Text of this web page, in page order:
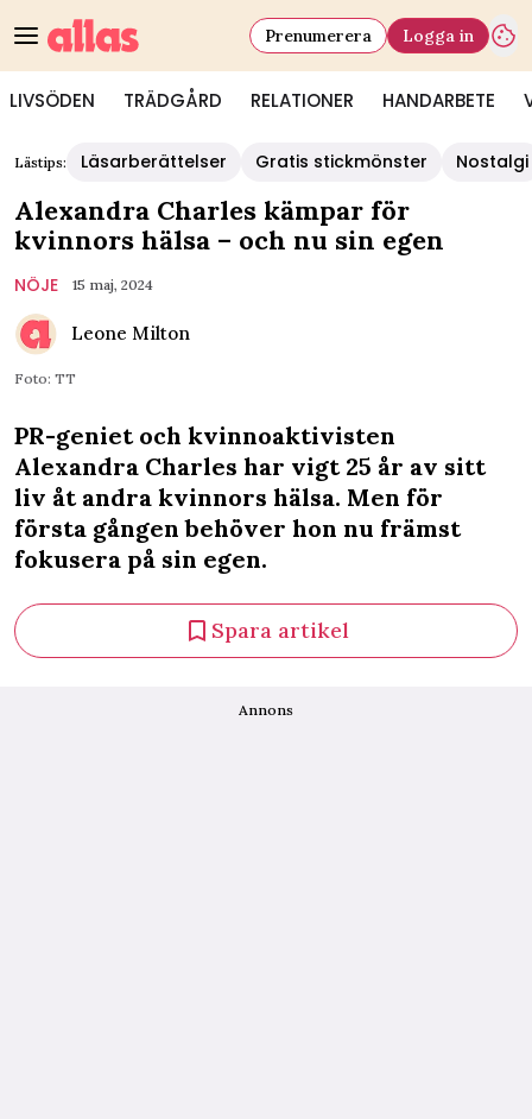
LIVSÖDEN TRÄDGÅRD RELATIONER HANDARBETE
Prenumerera Logga in
Lästips: Läsarberättelser Gratis stickmönster Nostalgi
Alexandra Charles kämpar för
kvinnors hälsa – och nu sin egen
NÖJE 15 maj, 2024
Leone Milton
Foto: TT
PR-geniet och kvinnoaktivisten
Alexandra Charles har vigt 25 år av sitt
liv åt andra kvinnors hälsa. Men för
första gången behöver hon nu främst
fokusera på sin egen.
Spara artikel
Annons